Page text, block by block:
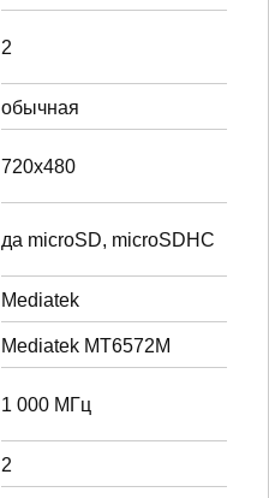
2
обычная
720x480
да microSD, microSDHC
Mediatek
Mediatek MT6572M
1 000 МГц
2